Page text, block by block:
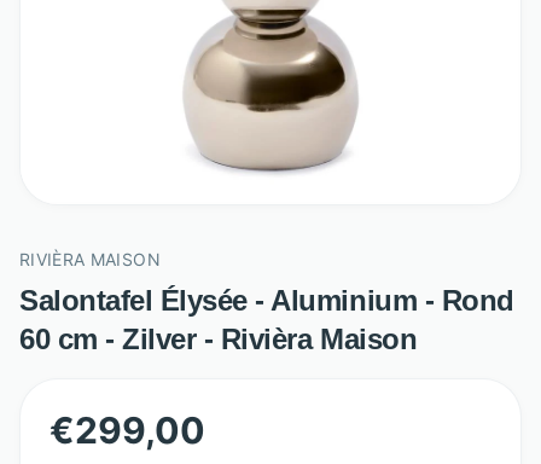
RIVIÈRA MAISON
Salontafel Élysée - Aluminium - Rond
60 cm - Zilver - Rivièra Maison
€299,00